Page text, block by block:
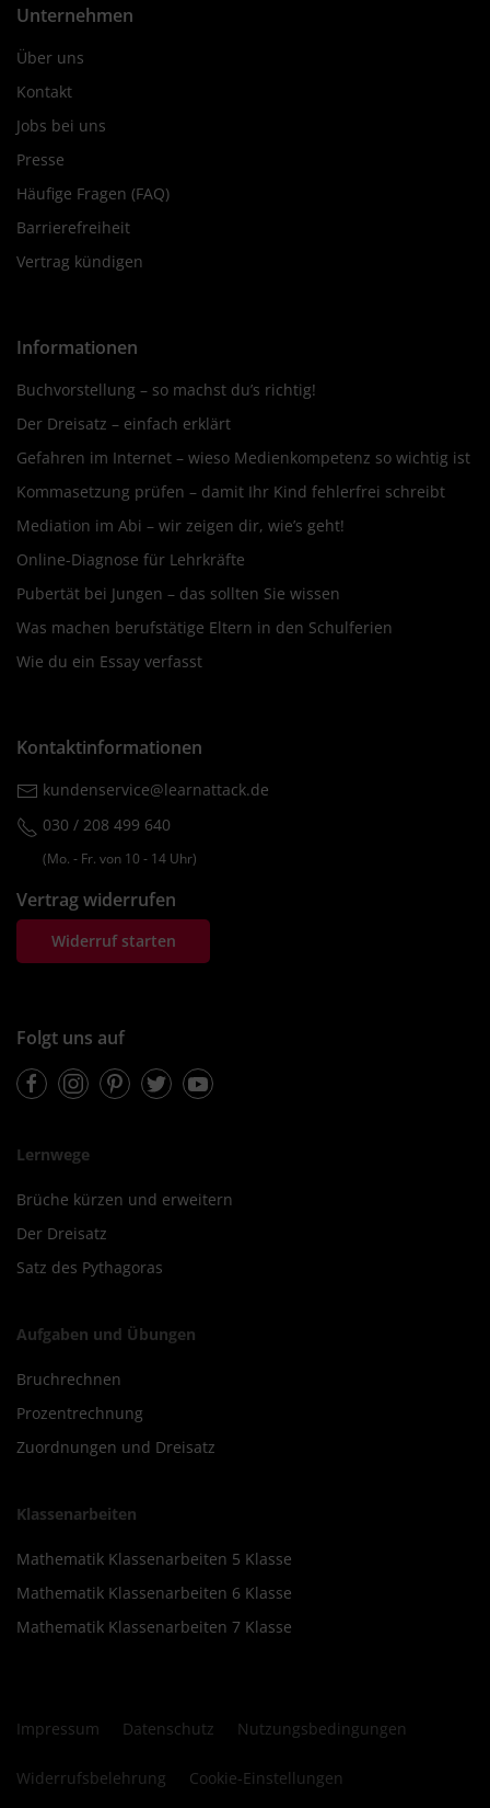
Unternehmen
Über uns
Kontakt
Jobs bei uns
Presse
Häufige Fragen (FAQ)
Barrierefreiheit
Vertrag kündigen
Informationen
Buchvorstellung – so machst du’s richtig!
Der Dreisatz – einfach erklärt
Gefahren im Internet – wieso Medienkompetenz so wichtig ist
Kommasetzung prüfen – damit Ihr Kind fehlerfrei schreibt
Mediation im Abi – wir zeigen dir, wie’s geht!
Online-Diagnose für Lehrkräfte
Pubertät bei Jungen – das sollten Sie wissen
Was machen berufstätige Eltern in den Schulferien
Wie du ein Essay verfasst
Kontaktinformationen
kundenservice@learnattack.de
030 / 208 499 640
(Mo. ‐ Fr. von 10 ‐ 14 Uhr)
Vertrag widerrufen
Widerruf starten
Folgt uns auf
FacebookInstagramPinterestTwitterYoutube
Lernwege
Brüche kürzen und erweitern
Der Dreisatz
Satz des Pythagoras
Aufgaben und Übungen
Bruchrechnen
Prozentrechnung
Zuordnungen und Dreisatz
Klassenarbeiten
Mathematik Klassenarbeiten 5 Klasse
Mathematik Klassenarbeiten 6 Klasse
Mathematik Klassenarbeiten 7 Klasse
Impressum Datenschutz Nutzungsbedingungen
Widerrufsbelehrung Cookie-Einstellungen